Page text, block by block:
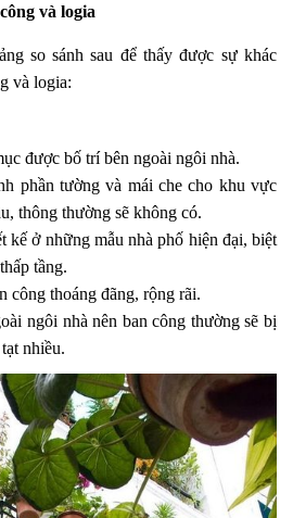
và logia
so sánh sau để thấy được sự khác
và logia:
được bố trí bên ngoài ngôi nhà.
phần tường và mái che cho khu vực
thông thường sẽ không có.
kế ở những mẫu nhà phố hiện đại, biệt
tầng.
công thoáng đãng, rộng rãi.
ngôi nhà nên ban công thường sẽ bị
nhiều.